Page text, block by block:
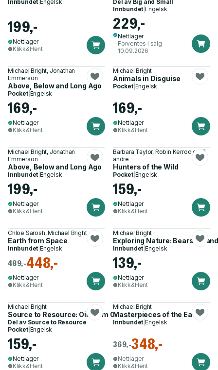
Innbundet |Engelsk
199,-
Nettlager
Klikk&Hent
Del av Big and Small
Innbundet |Engelsk
229,-
Nettlager
Forventes i salg
10.09.2026
Michael Bright, Jonathan
Emmerson
Above, Below and Long Ago
Pocket| Engelsk
169,-
Nettlager
Klikk&Hent
Michael Bright
Animals in Disguise
Pocket| Engelsk
169,-
Nettlager
Klikk&Hent
Michael Bright, Jonathan
Emmerson
Above, Below and Long Ago
Innbundet |Engelsk
199,-
Nettlager
Klikk&Hent
Barbara Taylor, Robin Kerrod og 3
andre
Hunters of the Wild
Pocket| Engelsk
159,-
Nettlager
Klikk&Hent
Chloe Sarosh, Michael Bright
Earth from Space
Innbundet |Engelsk
489,-448,-
Nettlager
Klikk&Hent
Michael Bright
Exploring Nature: Bears &
Innbundet |Engelsk
139,-
Nettlager
Klikk&Hent
Michael Bright
Source to Resource: Oil: From Oil Rig to Petrol Pump
Del av Source to Resource
Pocket| Engelsk
159,-
Nettlager
Klikk&Hent
Michael Bright
Masterpieces of the Earth
Innbundet |Engelsk
369,-348,-
Nettlager
Klikk&Hent